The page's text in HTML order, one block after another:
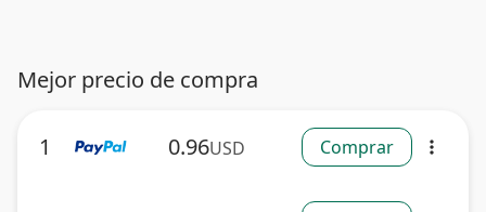
Mejor precio de compra
1 0.96USD Comprar more_vert